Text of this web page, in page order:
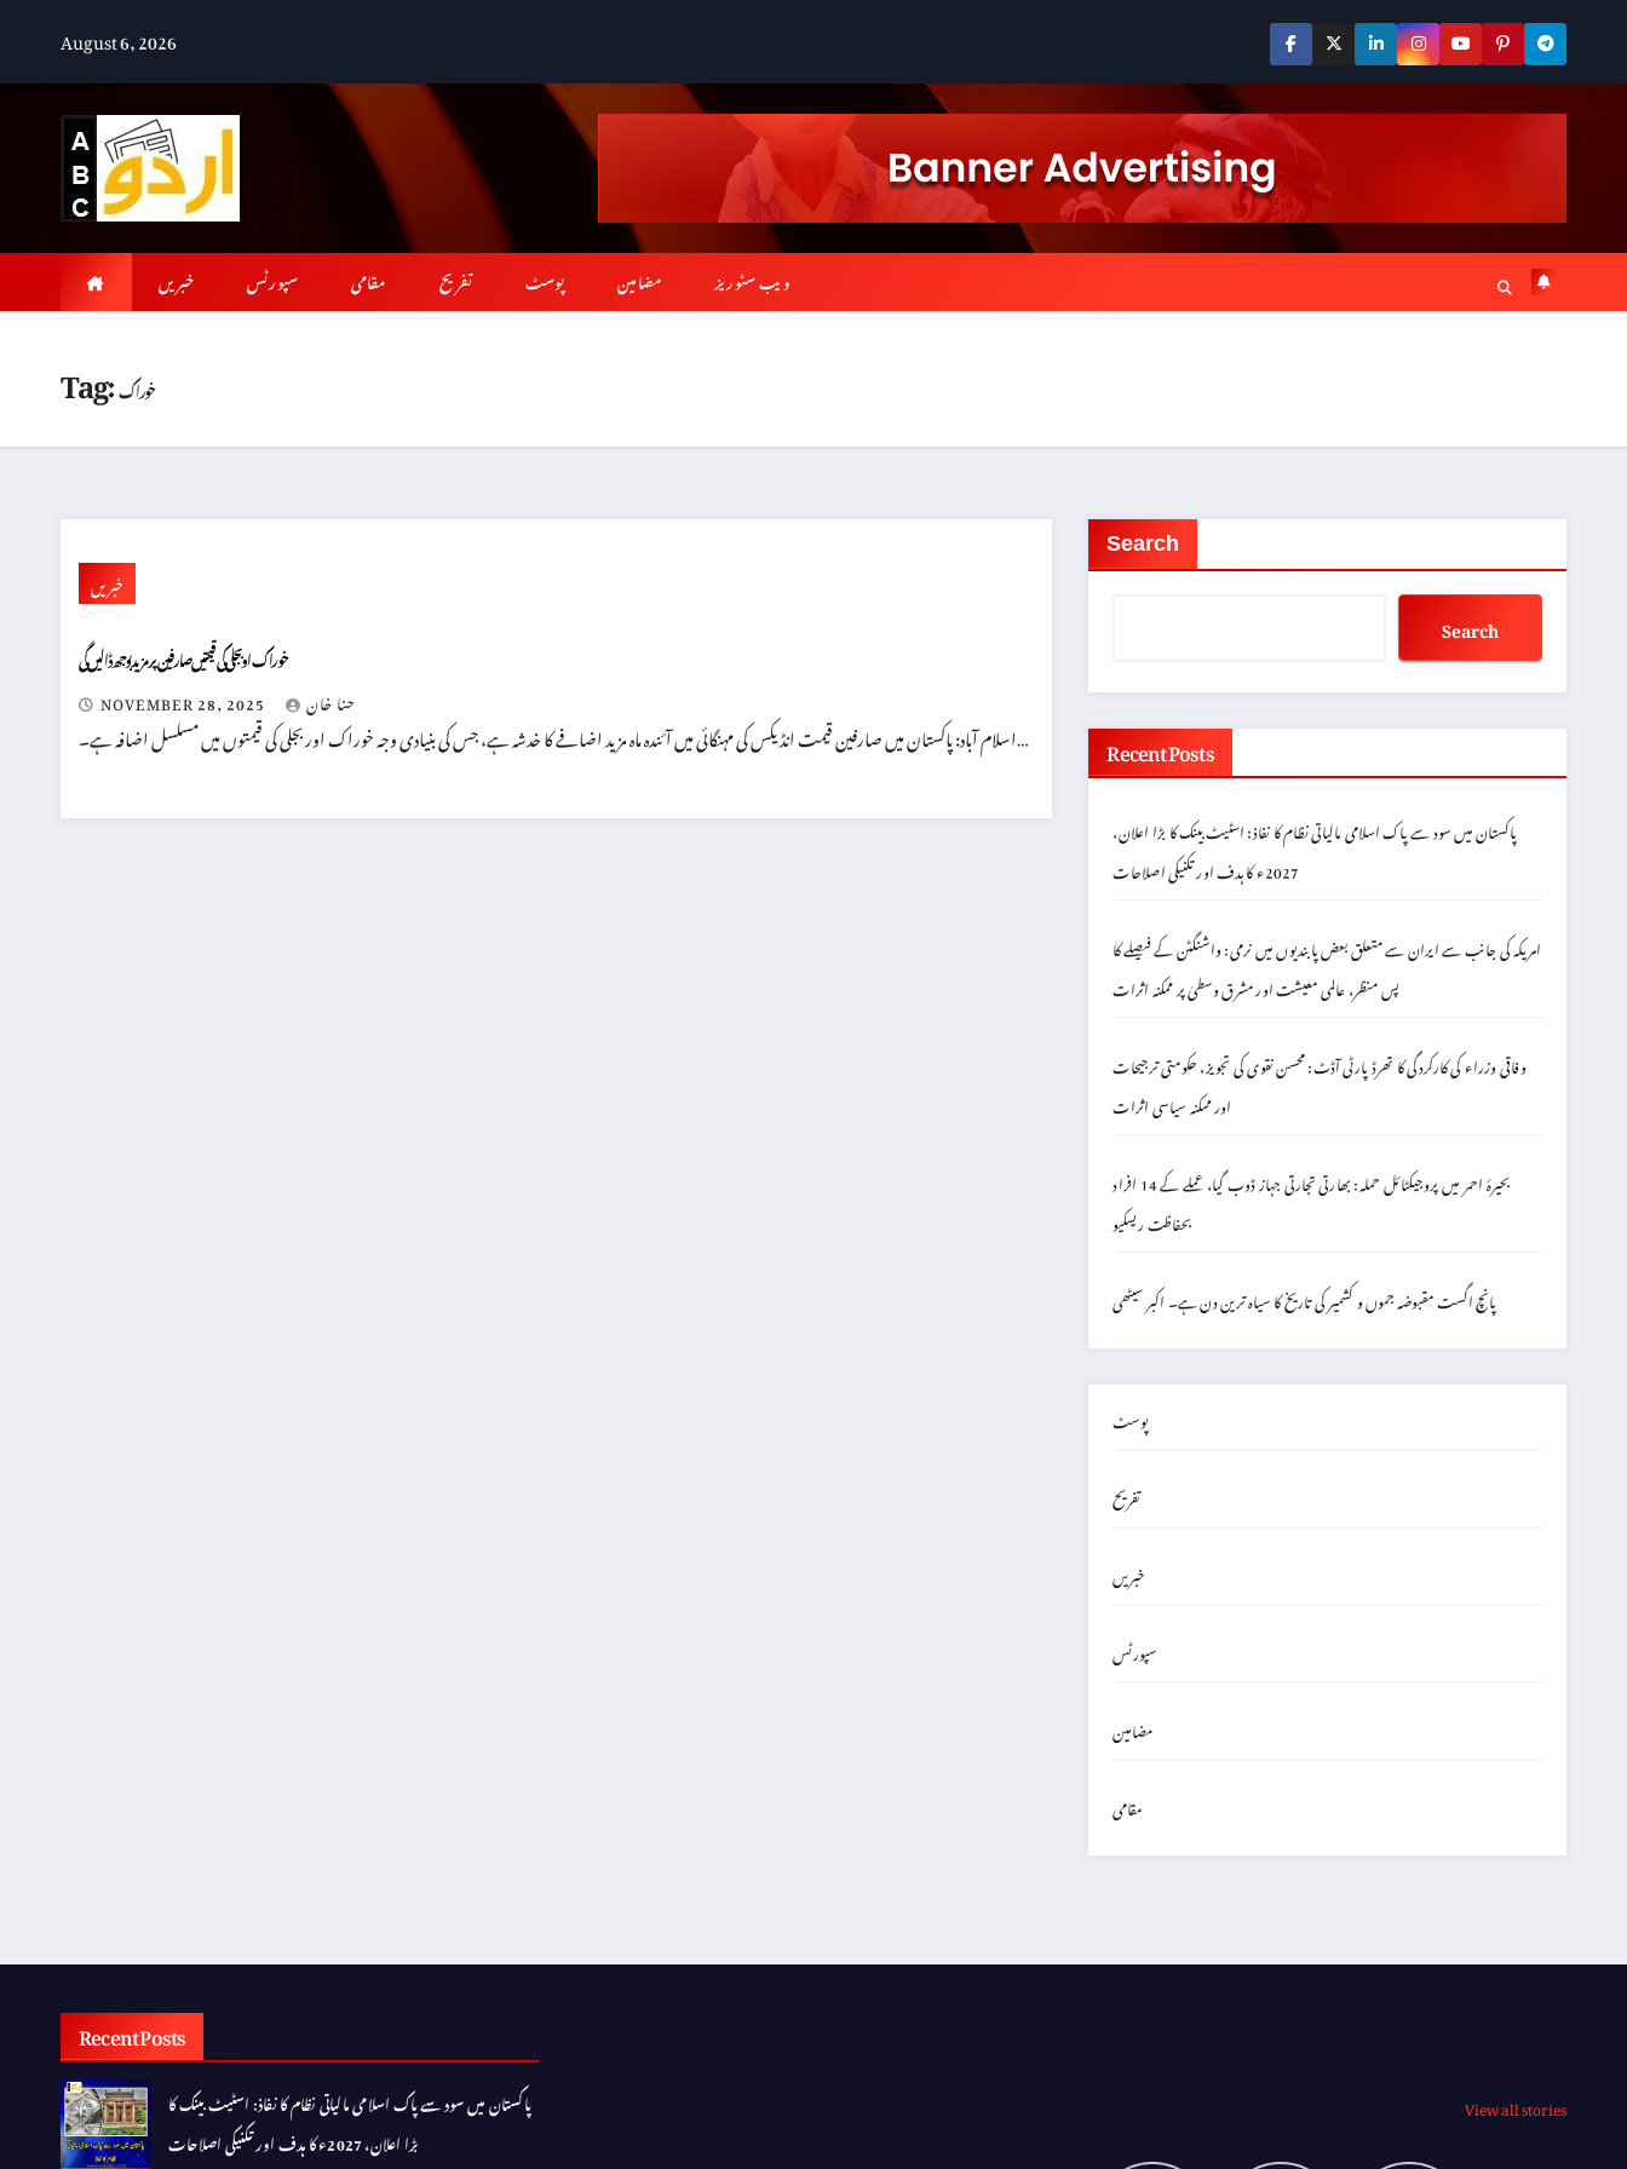
August 6, 2026
خبریں سپورٹس مقامی تفریح پوسٹ مضامین ویب سٹوریز
Tag:خوراک
خبریں
خوراک اوبجلی کی قیمتیں صارفین پر مزید بوجھ ڈالیں گی
NOVEMBER 28, 2025
حنا خان
اسلام آباد: پاکستان میں صارفین قیمت انڈیکس کی مہنگائی میں آئندہ ماہ مزید اضافے کا خدشہ ہے، جس کی بنیادی وجہ خوراک اور بجلی کی قیمتوں میں مسلسل اضافہ ہے۔…
Search
Search
Recent Posts
پاکستان میں سود سے پاک اسلامی مالیاتی نظام کا نفاذ: اسٹیٹ بینک کا بڑا اعلان،
2027ء کا ہدف اور تکنیکی اصلاحات
امریکہ کی جانب سے ایران سے متعلق بعض پابندیوں میں نرمی: واشنگٹن کے فیصلے کا
پس منظر، عالمی معیشت اور مشرق وسطیٰ پر ممکنہ اثرات
وفاقی وزراء کی کارکردگی کا تھرڈ پارٹی آڈٹ: محسن نقوی کی تجویز، حکومتی ترجیحات
اور ممکنہ سیاسی اثرات
بحیرۂ احمر میں پروجیکٹائل حملہ: بھارتی تجارتی جہاز ڈوب گیا، عملے کے 14 افراد
بحفاظت ریسکیو
پانچ اگست مقبوضہ جموں و کشمیر کی تاریخ کا سیاہ ترین دن ہے۔ اکبر سیٹھی
پوسٹ
تفریح
خبریں
سپورٹس
مضامین
مقامی
Recent Posts
پاکستان میں سود سے پاک اسلامی مالیاتی نظام کا نفاذ: اسٹیٹ بینک کا
بڑا اعلان، 2027ء کا ہدف اور تکنیکی اصلاحات
View all stories